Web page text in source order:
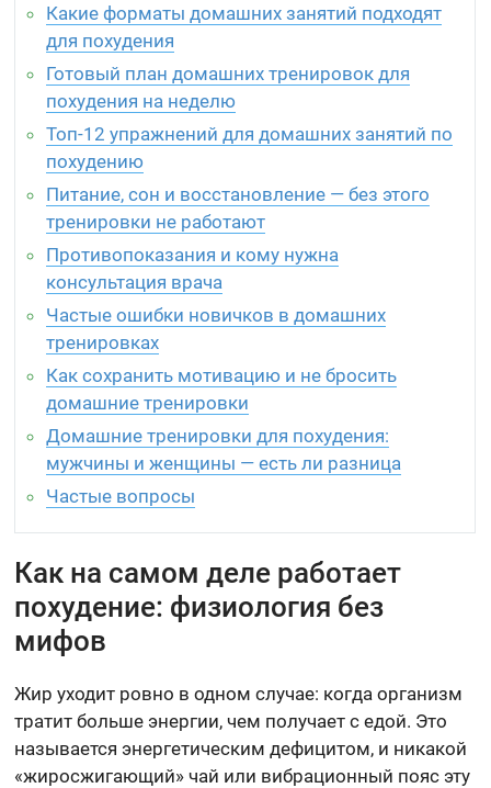
Какие форматы домашних занятий подходят
для похудения
Готовый план домашних тренировок для
похудения на неделю
Топ-12 упражнений для домашних занятий по
похудению
Питание, сон и восстановление — без этого
тренировки не работают
Противопоказания и кому нужна
консультация врача
Частые ошибки новичков в домашних
тренировках
Как сохранить мотивацию и не бросить
домашние тренировки
Домашние тренировки для похудения:
мужчины и женщины — есть ли разница
Частые вопросы
Как на самом деле работает
похудение: физиология без
мифов
Жир уходит ровно в одном случае: когда организм
тратит больше энергии, чем получает с едой. Это
называется энергетическим дефицитом, и никакой
«жиросжигающий» чай или вибрационный пояс эту